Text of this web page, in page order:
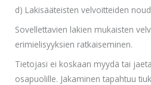
d) Lakisääteisten velvoitteiden
Sovellettavien lakien mukaisten
erimielisyyksien ratkaiseminen.
Tietojasi ei koskaan myydä tai
osapuolille. Jakaminen tapahtuu